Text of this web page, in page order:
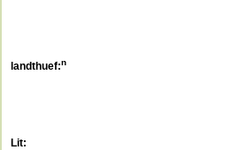
landthuef:n
Lit: